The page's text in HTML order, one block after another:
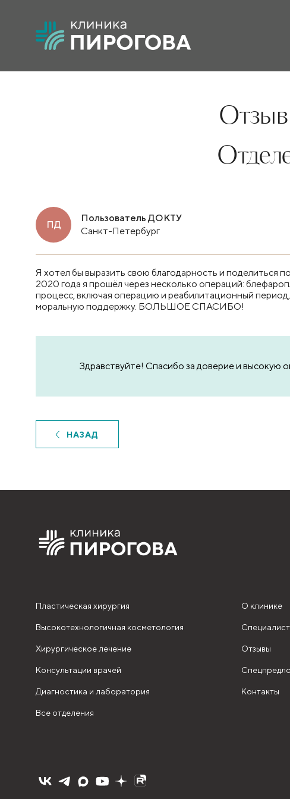
Отзыв
ПД
Пользователь ДОКТУ
Санкт-Петербург
Я хотел бы выразить свою благодарность и поделиться
2020 года я прошёл через несколько операций:
процесс, включая операцию и реабилитационный
моральную поддержку. БОЛЬШОЕ СПАСИБО!
Здравствуйте! Спасибо за доверие и высокую
НАЗАД
Пластическая хирургия
Высокотехнологичная косметология
Хирургическое лечение
Консультации врачей
Диагностика и лаборатория
Все отделения
О клинике
Отзывы
Контакты